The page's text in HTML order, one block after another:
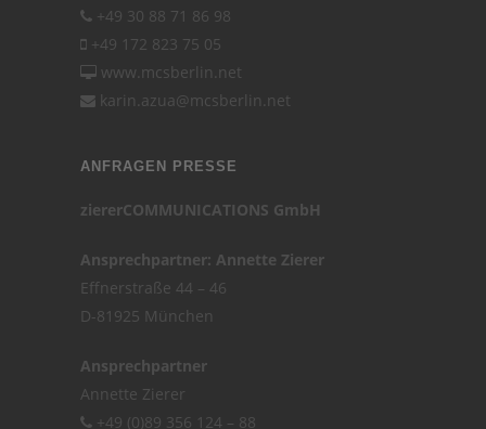
+49 30 88 71 86 98
+49 172 823 75 05
www.mcsberlin.net
karin.azua@mcsberlin.net
ANFRAGEN PRESSE
ziererCOMMUNICATIONS GmbH
Ansprechpartner: Annette Zierer
Effnerstraße 44 – 46
D-81925 München
Ansprechpartner
Annette Zierer
+49 (0)89 356 124 – 88